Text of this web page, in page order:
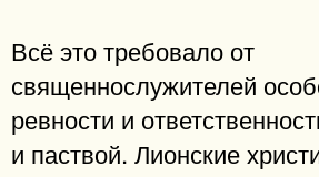
Всё это требовало от
священнослужителей
ревности и
и паствой. Лионские